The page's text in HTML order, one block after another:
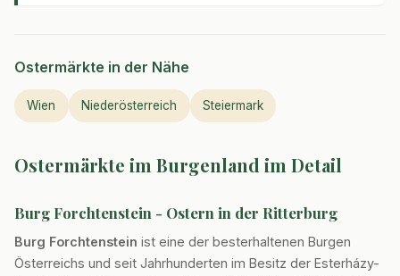
Ostermärkte in der Nähe
Wien Niederösterreich Steiermark
Ostermärkte im Burgenland im Detail
Burg Forchtenstein - Ostern in der Ritterburg
Burg Forchtenstein ist eine der besterhaltenen Burgen
Österreichs und seit Jahrhunderten im Besitz der Esterházy-